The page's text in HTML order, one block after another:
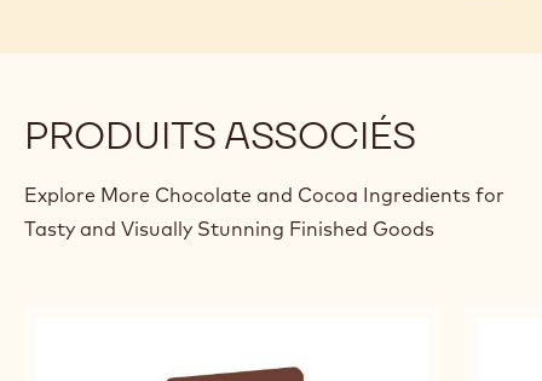
PRODUITS ASSOCIÉS
Explore More Chocolate and Cocoa Ingredients for
Tasty and Visually Stunning Finished Goods